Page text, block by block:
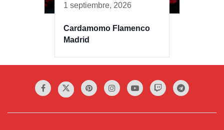
1 septiembre, 2026
Cardamomo Flamenco
Madrid